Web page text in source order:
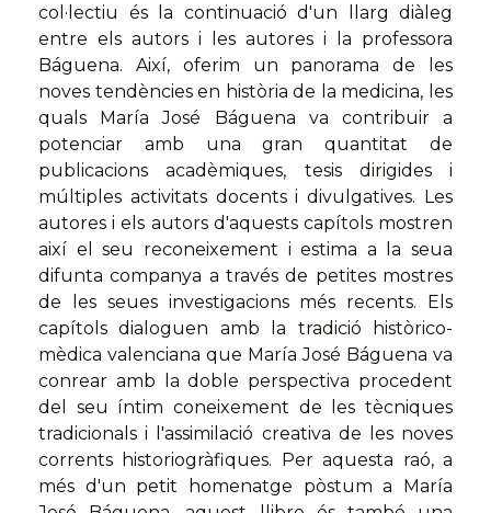
col·lectiu és la continuació d'un llarg diàleg
entre els autors i les autores i la professora
Báguena. Així, oferim un panorama de les
noves tendències en història de la medicina, les
quals María José Báguena va contribuir a
potenciar amb una gran quantitat de
publicacions acadèmiques, tesis dirigides i
múltiples activitats docents i divulgatives. Les
autores i els autors d'aquests capítols mostren
així el seu reconeixement i estima a la seua
difunta companya a través de petites mostres
de les seues investigacions més recents. Els
capítols dialoguen amb la tradició històrico-
mèdica valenciana que María José Báguena va
conrear amb la doble perspectiva procedent
del seu íntim coneixement de les tècniques
tradicionals i l'assimilació creativa de les noves
corrents historiogràfiques. Per aquesta raó, a
més d'un petit homenatge pòstum a María